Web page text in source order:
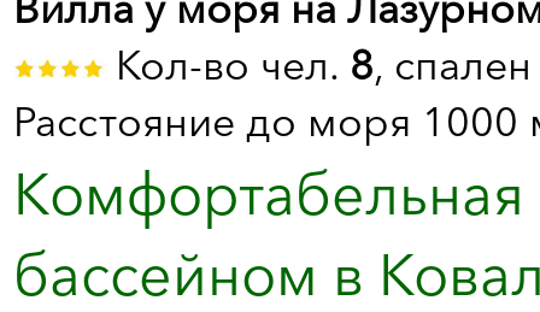
Кол-во чел. 8,
Расстояние до моря 1000
Kомфортабельная
бассейном в